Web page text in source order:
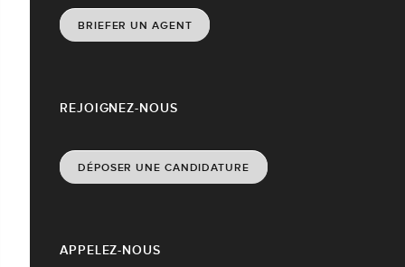
REJOIGNEZ-NOUS
DÉPOSER UNE CANDIDATURE
APPELEZ-NOUS
BRIEFER UN AGENT